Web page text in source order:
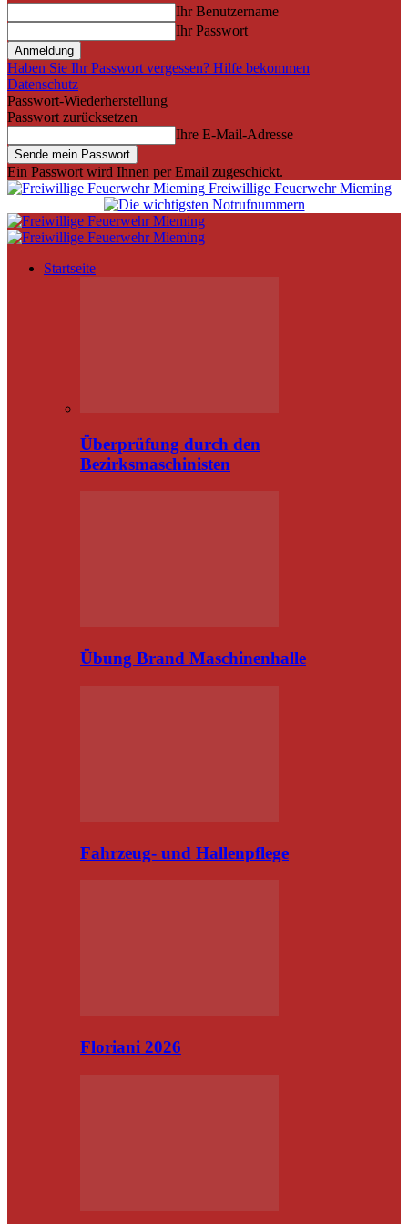
Ihr Benutzername
Ihr Passwort
Haben Sie Ihr Passwort vergessen? Hilfe bekommen
Datenschutz
Passwort-Wiederherstellung
Passwort zurücksetzen
Ihre E-Mail-Adresse
Ein Passwort wird Ihnen per Email zugeschickt.
Freiwillige Feuerwehr Mieming
Startseite
Überprüfung durch den
Bezirksmaschinisten
Übung Brand Maschinenhalle
Fahrzeug- und Hallenpflege
Floriani 2026